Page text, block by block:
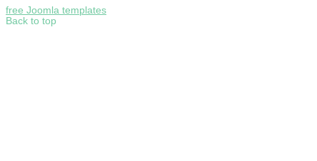
free Joomla templates
Back to top